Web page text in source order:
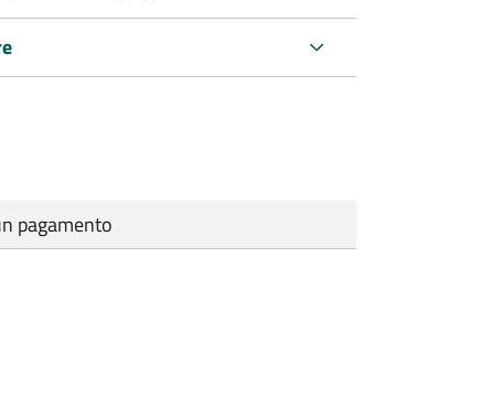
pagamento